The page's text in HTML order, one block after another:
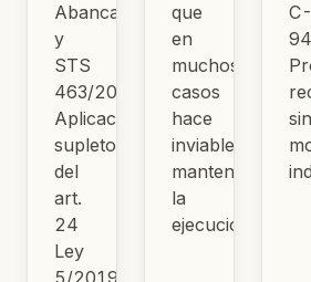
Abanca
y
STS
463/2019.
Aplicación
supletoria
del
art.
24
Ley
5/2019
que
en
muchos
casos
hace
inviable
mantener
la
ejecución.
C-
sin